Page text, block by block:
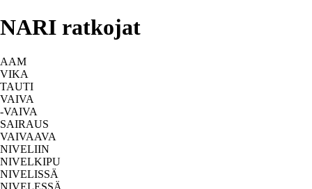
NARI ratkojat
AAM
VIKA
TAUTI
VAIVA
-VAIVA
SAIRAUS
VAIVAAVA
NIVELIIN
NIVELKIPU
NIVELISSÄ
NIVELESSÄ